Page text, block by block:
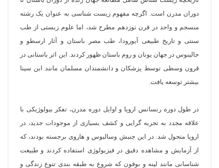
دوران مدرن است. اگرچه مفهوم زیست شناسی به عنوان یک رشته
منسجم و واحد در قرن نوزدهم مطرح شد، اما علوم زیستی از طب
سنتی و تاریخ طبیعی آیورودا، طب مصر باستان و آثار ارسطو و
جالینوس در جهان یونان و روم باستان ظهور کردند. این اثر باستانی در
قرون وسطی توسط پزشکان و دانشمندان مسلمان مانند ابن سینا
بیشتر توسعه یافت.
در طول دوره رنسانس اروپا و اوایل دوره مدرن، تفکر بیولوژیکی با
علاقه مجدد به تجربه گرایی و کشف بسیاری از موجودات جدید، در
اروپا متحول شد. در این جنبش وسالیوس و هاروی برجسته بودند، که
از آزمایش و مشاهده دقیق در فیزیولوژی استفاده کردند و طبیعت
شناسانی مانند لینه و بوفون که شروع به طبقه بندی تنوع زندگی و